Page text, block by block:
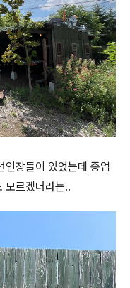
장들이 있었는데 종업
모르겠더라는..